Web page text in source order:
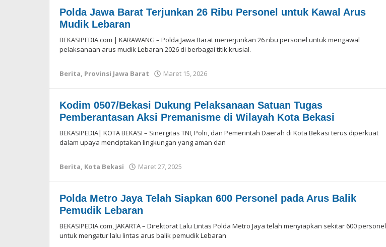
Polda Jawa Barat Terjunkan 26 Ribu Personel untuk Kawal Arus
Mudik Lebaran
BEKASIPEDIA.com | KARAWANG – Polda Jawa Barat menerjunkan 26 ribu personel untuk mengawal
pelaksanaan arus mudik Lebaran 2026 di berbagai titik krusial.
Berita, Provinsi Jawa Barat Maret 15, 2026
Kodim 0507/Bekasi Dukung Pelaksanaan Satuan Tugas
Pemberantasan Aksi Premanisme di Wilayah Kota Bekasi
BEKASIPEDIA| KOTA BEKASI – Sinergitas TNI, Polri, dan Pemerintah Daerah di Kota Bekasi terus diperkuat
dalam upaya menciptakan lingkungan yang aman dan
Berita, Kota Bekasi Maret 27, 2025
Polda Metro Jaya Telah Siapkan 600 Personel pada Arus Balik
Pemudik Lebaran
BEKASIPEDIA.com, JAKARTA – Direktorat Lalu Lintas Polda Metro Jaya telah menyiapkan sekitar 600 personel
untuk mengatur lalu lintas arus balik pemudik Lebaran